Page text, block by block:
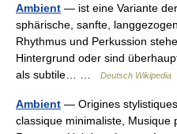
Ambient — ist eine Variante
sphärische, sanfte,
Rhythmus und Perkussion
Hintergrund oder sind
als subtile… …
Deutsch Wikipedia
Ambient — Origines
classique minimaliste, Musique